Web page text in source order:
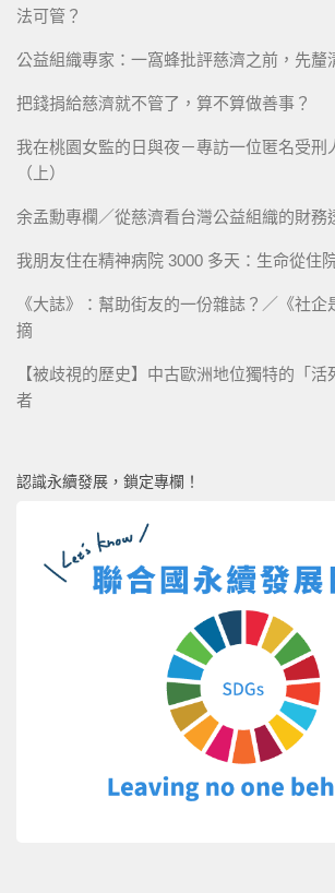
法可管？
公益組織專家：一窩蜂批評慈濟之前，先釐
把錢捐給慈濟就不管了，算不算做善事？
我在桃園女監的日與夜－專訪一位匿名受刑
（上）
余孟勳專欄／從慈濟看台灣公益組織的財務
我朋友住在精神病院 3000 多天：生命從住
《大誌》：幫助街友的一份雜誌？／《社企
摘
【被歧視的歷史】中古歐洲地位獨特的「
者
認識永續發展，鎖定專欄！